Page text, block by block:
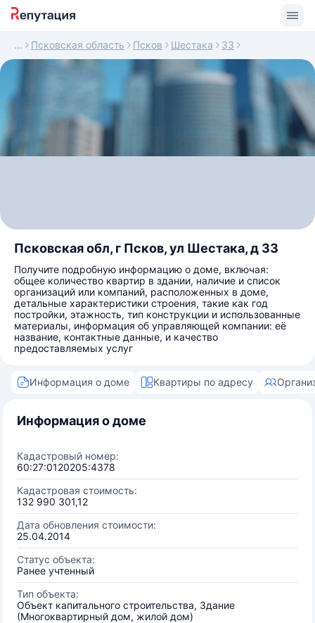
Псковская область Псков Шестака 33
Псковская обл, г Псков, ул Шестака, д 33
Получите подробную информацию о доме, включая:
общее количество квартир в здании, наличие и список
организаций или компаний, расположенных в доме,
детальные характеристики строения, такие как год
постройки, этажность, тип конструкции и использованные
материалы, информация об управляющей компании: её
название, контактные данные, и качество
предоставляемых услуг
Информация о доме Квартиры по адресу
Информация о доме
Кадастровый номер:
60:27:0120205:4378
Кадастровая стоимость:
132 990 301,12
Дата обновления стоимости:
25.04.2014
Статус объекта:
Ранее учтенный
Тип объекта:
Объект капитального строительства, Здание
(Многоквартирный дом, жилой дом)